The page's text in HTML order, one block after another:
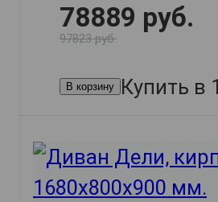
78889 руб.
97823 руб.
В корзину Купить в